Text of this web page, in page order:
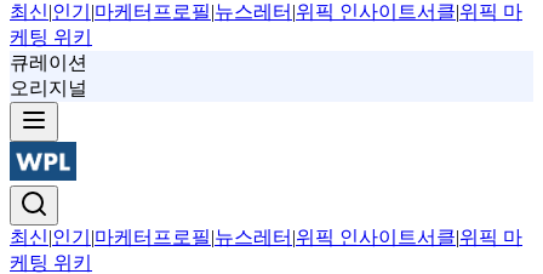
최신|인기 |마케터프로필|뉴스레터 |위픽 인사이트서클|위픽 마
케팅 위키
큐레이션
오리지널
최신|인기 |마케터프로필|뉴스레터 |위픽 인사이트서클|위픽 마
케팅 위키